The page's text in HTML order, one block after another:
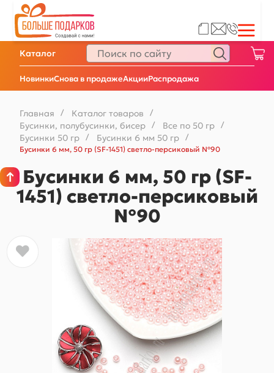
НовинкиСнова в продажеАкцииРаспродажа
Каталог
Главная / Каталог товаров /
Бусинки, полубусинки, бисер / Все по 50 гр /
Бусинки 50 гр / Бусинки 6 мм 50 гр
/
Бусинки 6 мм, 50 гр (SF-1451) светло-персиковый №90
Бусинки 6 мм, 50 гр (SF-
1451) светло-персиковый
№90